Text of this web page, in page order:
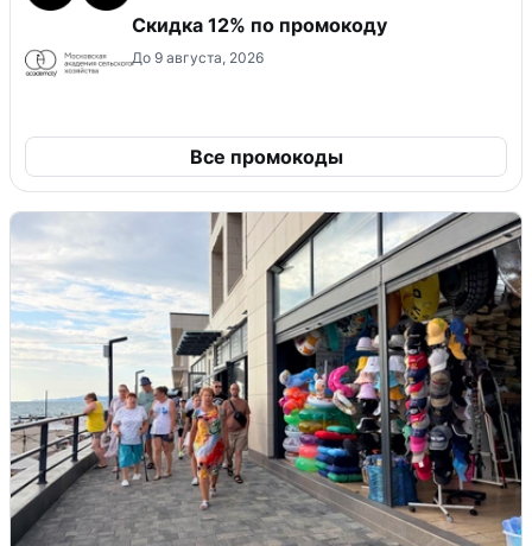
Скидка 12% по промокоду
До 9 августа, 2026
Все промокоды